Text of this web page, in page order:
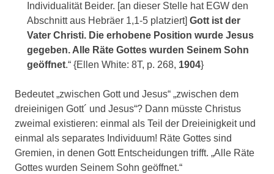
Individualität Beider. [an dieser Stelle hat EGW den
Abschnitt aus Hebräer 1,1-5 platziert] Gott ist der
Vater Christi. Die erhobene Position wurde Jesus
gegeben. Alle Räte Gottes wurden Seinem Sohn
geöffnet.“ {Ellen White: 8T, p. 268, 1904}
Bedeutet „zwischen Gott und Jesus“ „zwischen dem
dreieinigen Gott´ und Jesus“? Dann müsste Christus
zweimal existieren: einmal als Teil der Dreieinigkeit und
einmal als separates Individuum! Räte Gottes sind
Gremien, in denen Gott Entscheidungen trifft. „Alle Räte
Gottes wurden Seinem Sohn geöffnet.“